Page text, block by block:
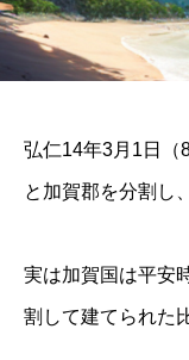
弘仁14年3月1日
と加賀郡を分割し
実は加賀国は平安
割して建てられた